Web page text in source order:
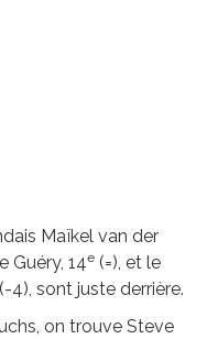
Maïkel van der
Guéry, 14e (=), et le
(-4), sont juste derrière.
on trouve Steve